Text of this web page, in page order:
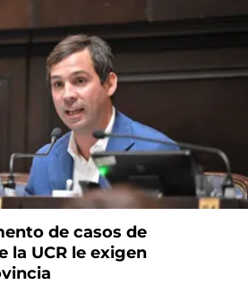
de casos de
la UCR le exigen